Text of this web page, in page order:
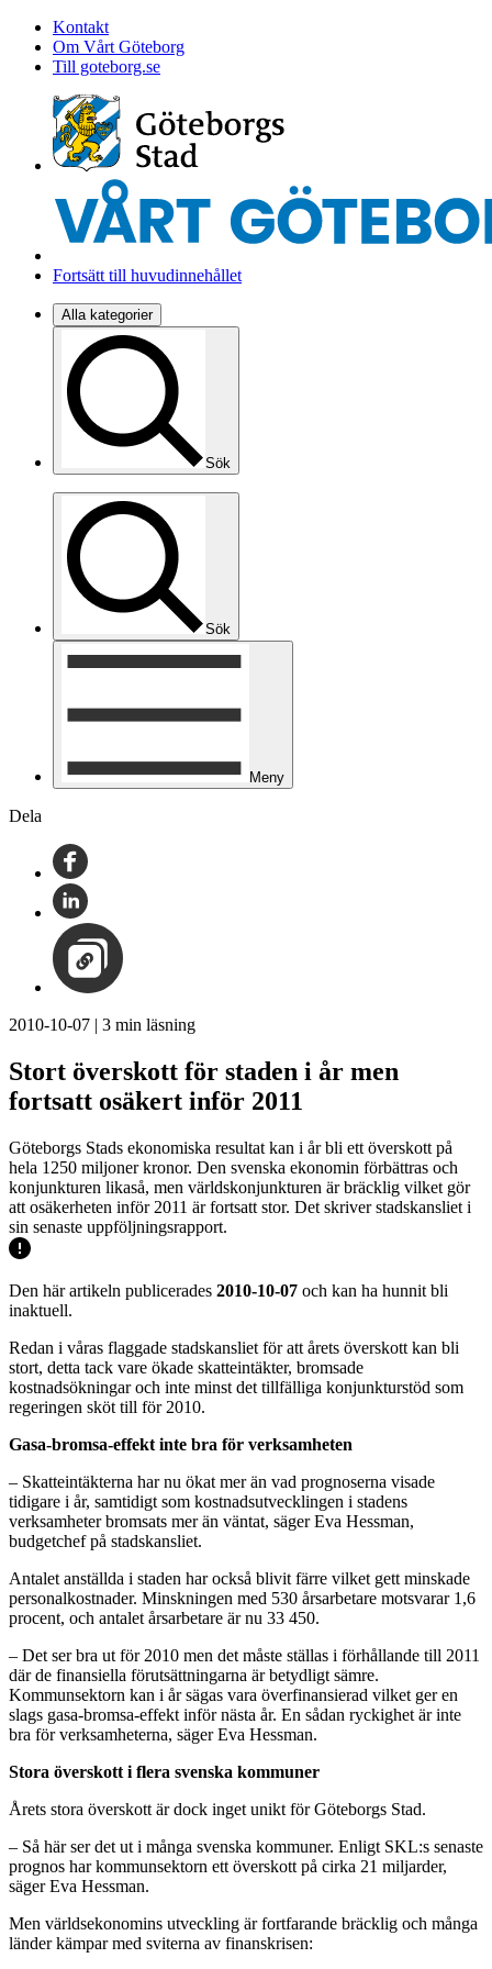
Kontakt
Om Vårt Göteborg
Till goteborg.se
Fortsätt till huvudinnehållet
Alla kategorier
Sök
Sök
Meny
Dela
2010-10-07 | 3 min läsning
Stort överskott för staden i år men
fortsatt osäkert inför 2011
Göteborgs Stads ekonomiska resultat kan i år bli ett överskott på
hela 1250 miljoner kronor. Den svenska ekonomin förbättras och
konjunkturen likaså, men världskonjunkturen är bräcklig vilket gör
att osäkerheten inför 2011 är fortsatt stor. Det skriver stadskansliet i
sin senaste uppföljningsrapport.
Den här artikeln publicerades 2010-10-07 och kan ha hunnit bli
inaktuell.
Redan i våras flaggade stadskansliet för att årets överskott kan bli
stort, detta tack vare ökade skatteintäkter, bromsade
kostnadsökningar och inte minst det tillfälliga konjunkturstöd som
regeringen sköt till för 2010.
Gasa-bromsa-effekt inte bra för verksamheten
– Skatteintäkterna har nu ökat mer än vad prognoserna visade
tidigare i år, samtidigt som kostnadsutvecklingen i stadens
verksamheter bromsats mer än väntat, säger Eva Hessman,
budgetchef på stadskansliet.
Antalet anställda i staden har också blivit färre vilket gett minskade
personalkostnader. Minskningen med 530 årsarbetare motsvarar 1,6
procent, och antalet årsarbetare är nu 33 450.
– Det ser bra ut för 2010 men det måste ställas i förhållande till 2011
där de finansiella förutsättningarna är betydligt sämre.
Kommunsektorn kan i år sägas vara överfinansierad vilket ger en
slags gasa-bromsa-effekt inför nästa år. En sådan ryckighet är inte
bra för verksamheterna, säger Eva Hessman.
Stora överskott i flera svenska kommuner
Årets stora överskott är dock inget unikt för Göteborgs Stad.
– Så här ser det ut i många svenska kommuner. Enligt SKL:s senaste
prognos har kommunsektorn ett överskott på cirka 21 miljarder,
säger Eva Hessman.
Men världsekonomins utveckling är fortfarande bräcklig och många
länder kämpar med sviterna av finanskrisen: